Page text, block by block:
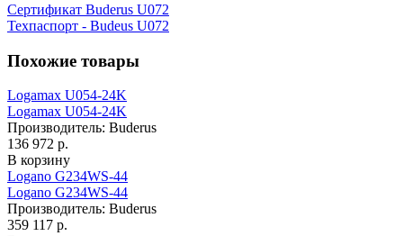
Сертификат Buderus U072
Техпаспорт - Budeus U072
Похожие товары
Logamax U054-24K
Logamax U054-24K
Производитель: Buderus
136 972 р.
В корзину
Logano G234WS-44
Logano G234WS-44
Производитель: Buderus
359 117 р.